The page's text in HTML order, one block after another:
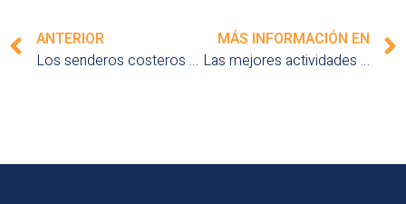
ANTERIOR
Los senderos costeros más bellos de Europa para pasear junto al mar
MÁS INFORMACIÓN EN
Las mejores actividades al aire libre para una escapada a la naturaleza en Europa